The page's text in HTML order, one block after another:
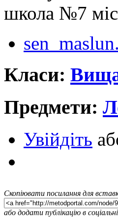
школа №7
Класи:
Предмети:
Увійдіть
Скопіювати посилання для
або додати публікацію в